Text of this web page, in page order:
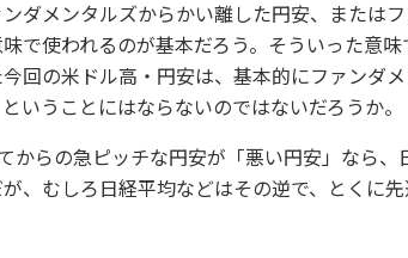
ンダメンタルズからかい離した円安、または
で使われるのが基本だろう。そういった意
回の米ドル高・円安は、基本的にファンダ
いうことにはならないのではないだろうか。
からの急ピッチな円安が「悪い円安」なら
、むしろ日経平均などはその逆で、とくに